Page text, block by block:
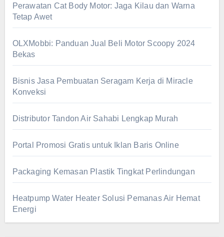
Perawatan Cat Body Motor: Jaga Kilau dan Warna
Tetap Awet
OLXMobbi: Panduan Jual Beli Motor Scoopy 2024
Bekas
Bisnis Jasa Pembuatan Seragam Kerja di Miracle
Konveksi
Distributor Tandon Air Sahabi Lengkap Murah
Portal Promosi Gratis untuk Iklan Baris Online
Packaging Kemasan Plastik Tingkat Perlindungan
Heatpump Water Heater Solusi Pemanas Air Hemat
Energi